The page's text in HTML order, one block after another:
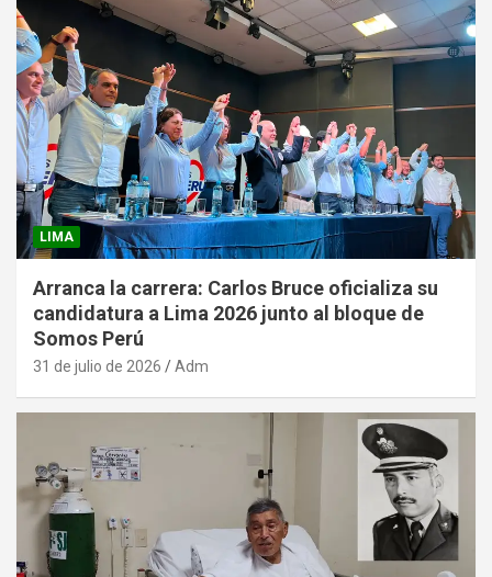
LIMA
Arranca la carrera: Carlos Bruce oficializa su
candidatura a Lima 2026 junto al bloque de
Somos Perú
31 de julio de 2026 Adm